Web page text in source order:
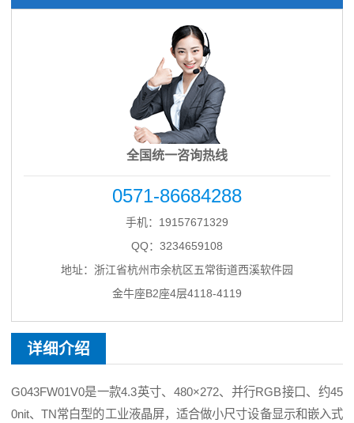
全国统一咨询热线
0571-86684288
手机：19157671329
QQ：3234659108
地址：浙江省杭州市余杭区五常街道西溪软件园
金牛座B2座4层4118-4119
详细介绍
G043FW01V0是一款4.3英寸、480×272、并行RGB接口、约45
0nit、TN常白型的工业液晶屏，适合做小尺寸设备显示和嵌入式